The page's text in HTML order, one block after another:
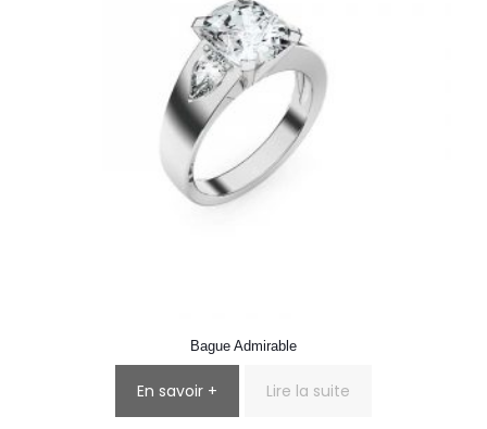
Bague Admirable
En savoir + Lire la suite